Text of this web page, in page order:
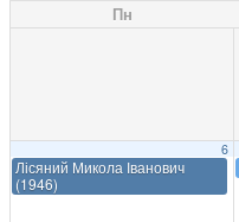
Пн
6
Лісяний Микола Іванович
(1946)